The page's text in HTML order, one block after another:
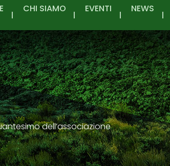
CHI SIAMO EVENTI NEWS
dell’associazione